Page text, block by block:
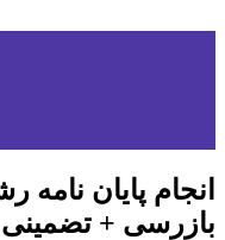
انجام پایان
بازرسی + تضمینی